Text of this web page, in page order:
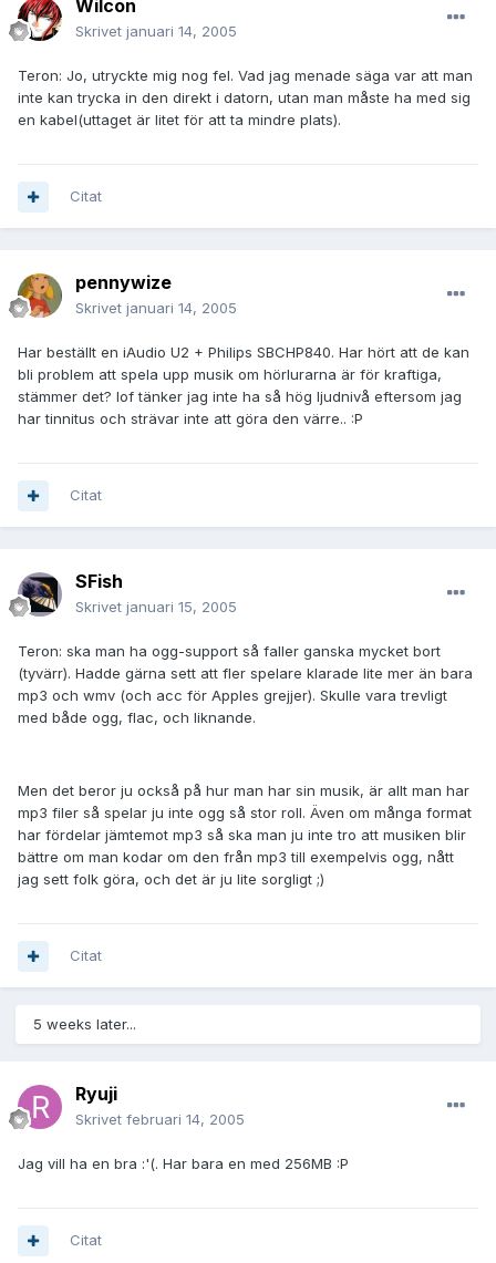
Wilcon
Skrivet januari 14, 2005
Teron: Jo, utryckte mig nog fel. Vad jag menade säga var att man
inte kan trycka in den direkt i datorn, utan man måste ha med sig
en kabel(uttaget är litet för att ta mindre plats).
Citat
pennywize
Skrivet januari 14, 2005
Har beställt en iAudio U2 + Philips SBCHP840. Har hört att de kan
bli problem att spela upp musik om hörlurarna är för kraftiga,
stämmer det? Iof tänker jag inte ha så hög ljudnivå eftersom jag
har tinnitus och strävar inte att göra den värre.. :P
Citat
SFish
Skrivet januari 15, 2005
Teron: ska man ha ogg-support så faller ganska mycket bort
(tyvärr). Hadde gärna sett att fler spelare klarade lite mer än bara
mp3 och wmv (och acc för Apples grejjer). Skulle vara trevligt
med både ogg, flac, och liknande.
Men det beror ju också på hur man har sin musik, är allt man har
mp3 filer så spelar ju inte ogg så stor roll. Även om många format
har fördelar jämtemot mp3 så ska man ju inte tro att musiken blir
bättre om man kodar om den från mp3 till exempelvis ogg, nått
jag sett folk göra, och det är ju lite sorgligt ;)
Citat
5 weeks later...
Ryuji
Skrivet februari 14, 2005
Jag vill ha en bra :'(. Har bara en med 256MB :P
Citat